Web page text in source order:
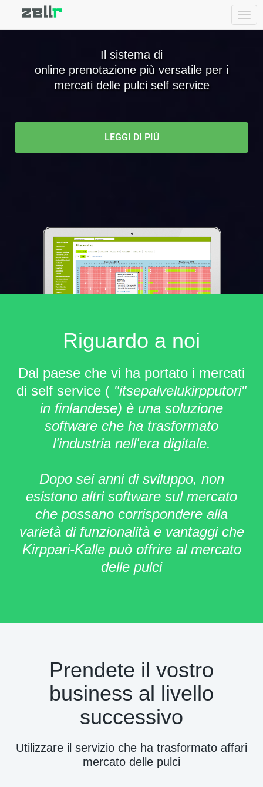
Il sistema di
online prenotazione più versatile per i
mercati delle pulci self service
LEGGI DI PIÙ
Riguardo a noi
Dal paese che vi ha portato i mercati
di self service ( "itsepalvelukirpputori"
in finlandese) è una soluzione
software che ha trasformato
l'industria nell'era digitale.
Dopo sei anni di sviluppo, non
esistono altri software sul mercato
che possano corrispondere alla
varietà di funzionalità e vantaggi che
Kirppari-Kalle può offrire al mercato
delle pulci
Prendete il vostro
business al livello
successivo
Utilizzare il servizio che ha trasformato affari
mercato delle pulci